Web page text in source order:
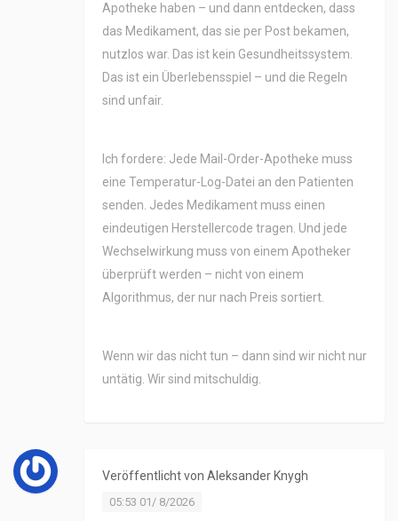
Apotheke haben – und dann entdecken, dass
das Medikament, das sie per Post bekamen,
nutzlos war. Das ist kein Gesundheitssystem.
Das ist ein Überlebensspiel – und die Regeln
sind unfair.
Ich fordere: Jede Mail-Order-Apotheke muss
eine Temperatur-Log-Datei an den Patienten
senden. Jedes Medikament muss einen
eindeutigen Herstellercode tragen. Und jede
Wechselwirkung muss von einem Apotheker
überprüft werden – nicht von einem
Algorithmus, der nur nach Preis sortiert.
Wenn wir das nicht tun – dann sind wir nicht nur
untätig. Wir sind mitschuldig.
Veröffentlicht von Aleksander Knygh
05:53 01/ 8/2026